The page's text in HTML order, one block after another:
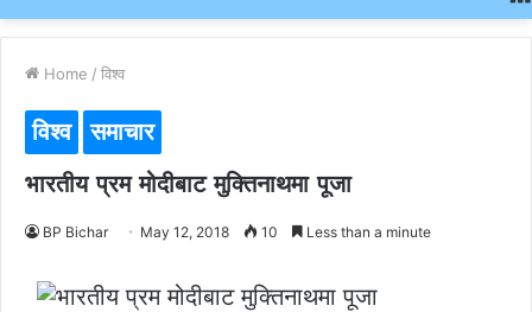
Home / विश्व
विश्व समाचार
भारतीय प्रम मोदीबाट मुक्तिनाथमा पूजा
BP Bichar May 12, 2018 10 Less than a minute